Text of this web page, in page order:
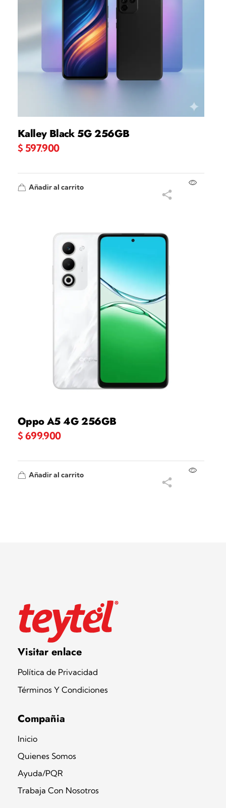
Kalley Black 5G 256GB
$ 597.900
Añadir al carrito
Oppo A5 4G 256GB
$ 699.900
Añadir al carrito
Teytel S.A.S
Teytel - Distribuidor autorizado de claro
Visitar enlace
Política de Privacidad
Términos Y Condiciones
Compañia
Inicio
Quienes Somos
Ayuda/PQR
Trabaja Con Nosotros